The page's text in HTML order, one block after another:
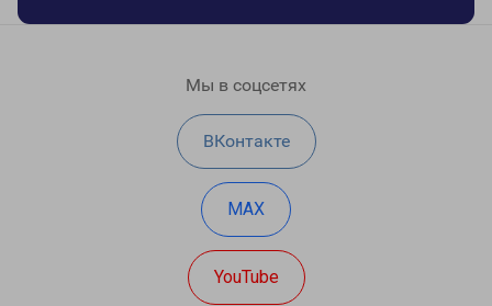
Мы в соцсетях
ВКонтакте
MAX
YouTube